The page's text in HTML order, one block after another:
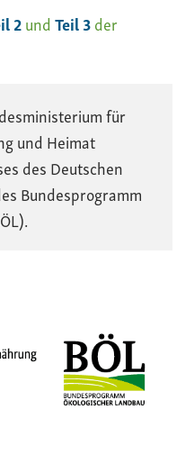
2undTeil 3der
für
und Heimat
des Deutschen
Bundesprogramm